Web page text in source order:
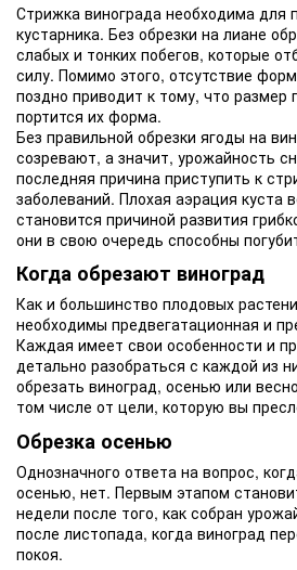
Стрижка винограда необходима для
кустарника. Без обрезки на лиане
слабых и тонких побегов, которые
силу. Помимо этого, отсутствие
поздно приводит к тому, что размер
портится их форма.
Без правильной обрезки ягоды на
созревают, а значит, урожайность
последняя причина приступить к
заболеваний. Плохая аэрация куста
становится причиной развития
они в свою очередь способны
Когда обрезают виноград
Как и большинство плодовых
необходимы предвегатационная и
Каждая имеет свои особенности и
детально разобраться с каждой из
обрезать виноград, осенью или
том числе от цели, которую вы
Обрезка осенью
Однозначного ответа на вопрос,
осенью, нет. Первым этапом
недели после того, как собран
после листопада, когда виноград
покоя.